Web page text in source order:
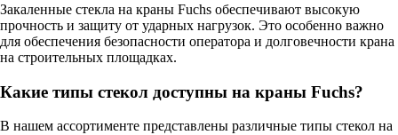
Закаленные стекла на краны Fuchs обеспечивают высокую
прочность и защиту от ударных нагрузок. Это особенно важно
для обеспечения безопасности оператора и долговечности крана
на строительных площадках.
Какие типы стекол доступны на краны Fuchs?
В нашем ассортименте представлены различные типы стекол на